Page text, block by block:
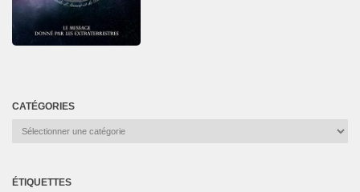
CATÉGORIES
Catégories
ÉTIQUETTES